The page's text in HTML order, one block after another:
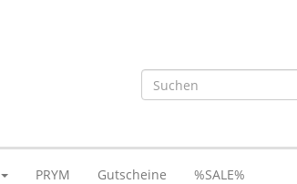
PRYM Gutscheine %SALE%